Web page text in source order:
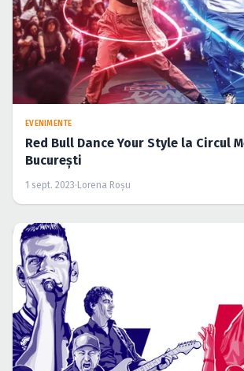
EVENIMENTE
Red Bull Dance Your Style la Circul
București
1 sept. 2023·Lorena Roșu